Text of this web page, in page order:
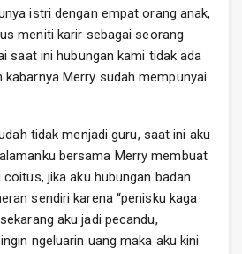
istri dengan empat orang anak,
meniti karir sebagai seorang
saat ini hubungan kami tidak ada
kabarnya Merry sudah mempunyai
tidak menjadi guru, saat ini aku
bersama Merry membuat
jika aku hubungan badan
sendiri karena “penisku kaga
aku jadi pecandu,
ngeluarin uang maka aku kini